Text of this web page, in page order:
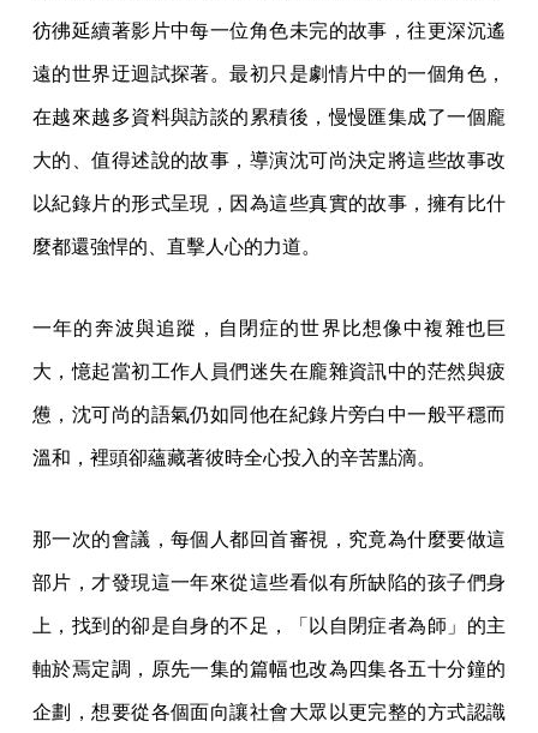
彷彿延續著影片中每一位角色未完的故事，往更深沉遙
遠的世界迂迴試探著。最初只是劇情片中的一個角色，
在越來越多資料與訪談的累積後，慢慢匯集成了一個龐
大的、值得述說的故事，導演沈可尚決定將這些故事改
以紀錄片的形式呈現，因為這些真實的故事，擁有比什
麼都還強悍的、直擊人心的力道。
一年的奔波與追蹤，自閉症的世界比想像中複雜也巨
大，憶起當初工作人員們迷失在龐雜資訊中的茫然與疲
憊，沈可尚的語氣仍如同他在紀錄片旁白中一般平穩而
溫和，裡頭卻蘊藏著彼時全心投入的辛苦點滴。
那一次的會議，每個人都回首審視，究竟為什麼要做這
部片，才發現這一年來從這些看似有所缺陷的孩子們身
上，找到的卻是自身的不足，「以自閉症者為師」的主
軸於焉定調，原先一集的篇幅也改為四集各五十分鐘的
企劃，想要從各個面向讓社會大眾以更完整的方式認識